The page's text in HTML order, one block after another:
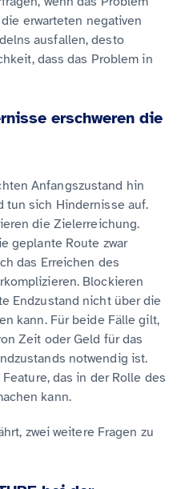
erwarteten negativen
ausfallen, desto
dass das Problem in
erschweren die
Anfangszustand hin
tun sich Hindernisse auf.
die Zielerreichung.
geplante Route zwar
das Erreichen des
Blockieren
Endzustand nicht über die
kann. Für beide Fälle gilt,
Zeit oder Geld für das
notwendig ist.
das in der Rolle des
kann.
zwei weitere Fragen zu